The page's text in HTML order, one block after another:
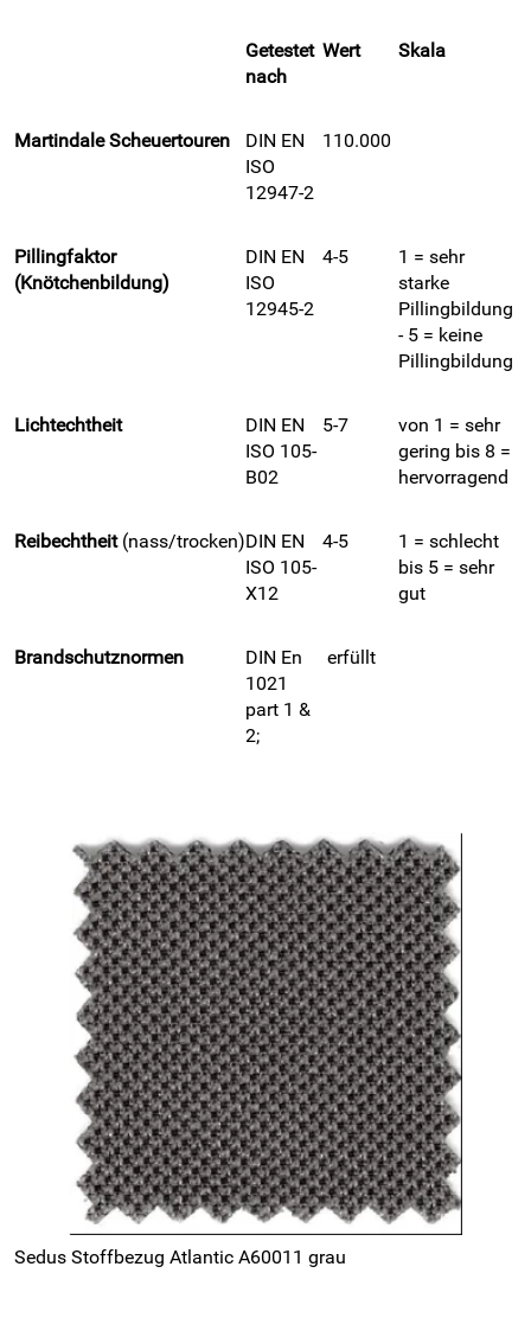
Getestet
nach
Wert Skala
Martindale Scheuertouren
DIN EN
ISO
12947-2
110.000
Pillingfaktor
(Knötchenbildung)
DIN EN
ISO
12945-2
4-5
1 = sehr
starke
Pillingbildung
- 5 = keine
Pillingbildung
Lichtechtheit
DIN EN
ISO 105-
B02
5-7
von 1 = sehr
gering bis 8 =
hervorragend
Reibechtheit(nass/trocken)DIN EN
ISO 105-
X12
4-5
1 = schlecht
bis 5 = sehr
gut
Brandschutznormen
DIN En
1021
part 1 &
2;
erfüllt
Sedus Stoffbezug Atlantic A60011 grau